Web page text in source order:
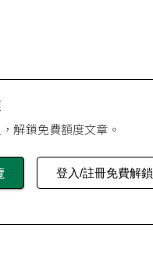
解鎖免費額度文章。
登入/註冊免費解鎖